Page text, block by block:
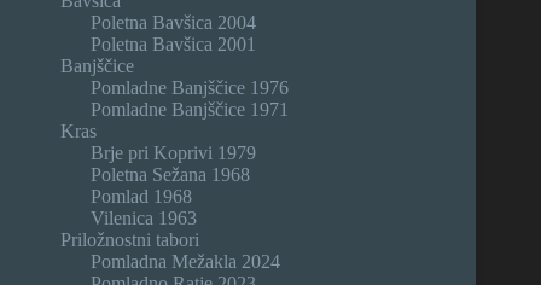
Poletna Bavšica 2004
Poletna Bavšica 2001
Banjščice
Pomladne Banjščice 1976
Pomladne Banjščice 1971
Kras
Brje pri Koprivi 1979
Poletna Sežana 1968
Pomlad 1968
Vilenica 1963
Priložnostni tabori
Pomladna Mežakla 2024